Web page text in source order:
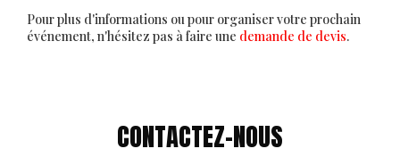
Pour plus d'informations ou pour organiser votre prochain
événement, n'hésitez pas à faire une demande de devis.
CONTACTEZ-NOUS